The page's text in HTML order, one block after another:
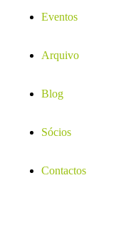
Eventos
Arquivo
Blog
Sócios
Contactos